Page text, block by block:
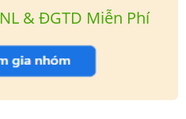
& ĐGTD Miễn Phí